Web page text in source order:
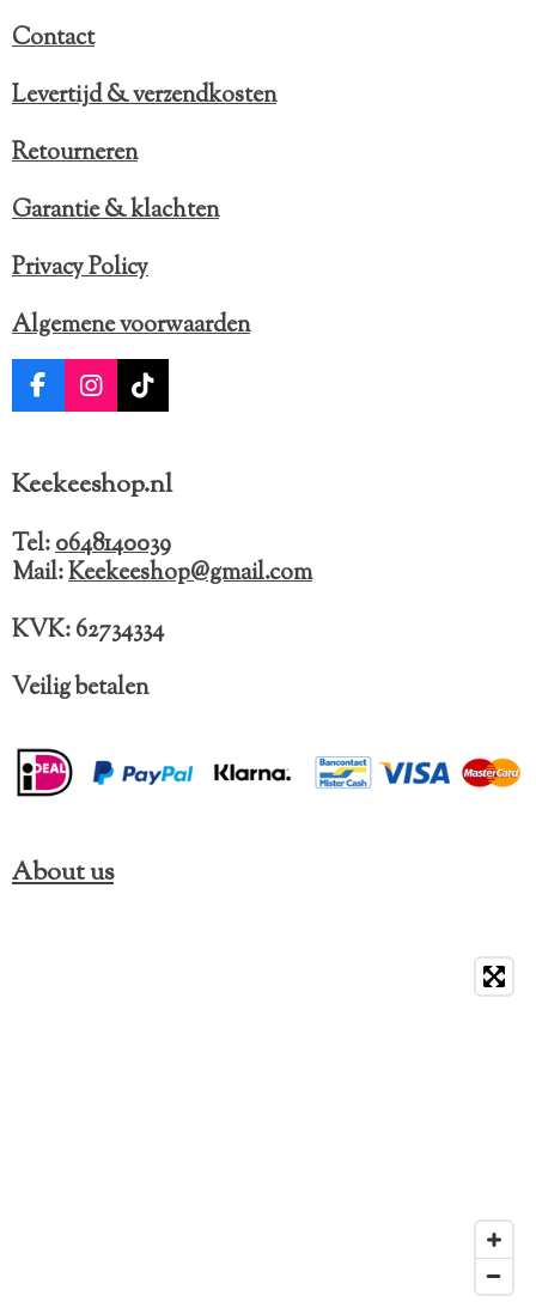
Contact
Levertijd & verzendkosten
Retourneren
Garantie & klachten
Privacy Policy
Algemene voorwaarden
F
a
b
o
k
I
n
a
r
a
m
T
i
o
Keekeeshop.nl
Tel:0648140039
Mail:Keekeeshop@gmail.com
KVK: 62734334
Veilig betalen
About us